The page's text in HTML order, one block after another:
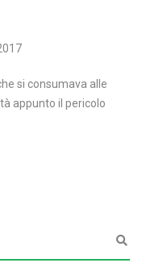
si consumava alle
appunto il pericolo